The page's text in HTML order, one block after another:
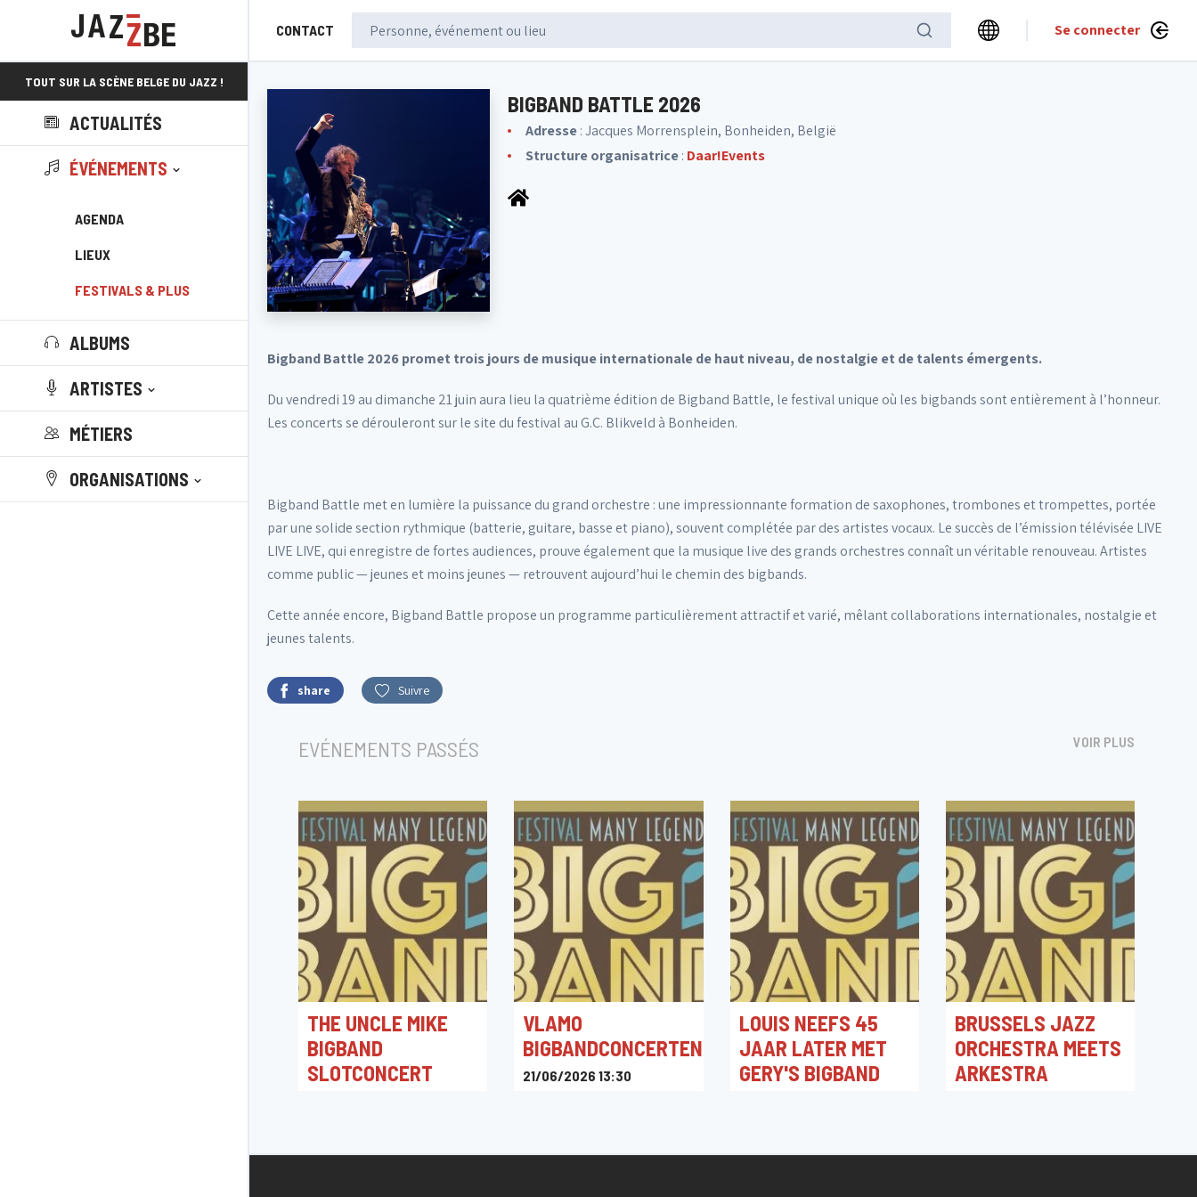
CONTACT Se connecter
TOUT SUR LA SCÈNE BELGE DU JAZZ !
ACTUALITÉS
ÉVÉNEMENTS
AGENDA
LIEUX
FESTIVALS & PLUS
ALBUMS
ARTISTES
MÉTIERS
ORGANISATIONS
BIGBAND BATTLE 2026
Adresse: Jacques Morrensplein, Bonheiden, België
Structure organisatrice: Daar!Events
Bigband Battle 2026 promet trois jours de musique internationale de haut niveau, de nostalgie et de talents émergents.
Du vendredi 19 au dimanche 21 juin aura lieu la quatrième édition de Bigband Battle, le festival unique où les bigbands sont entièrement à l’honneur.
Les concerts se dérouleront sur le site du festival au G.C. Blikveld à Bonheiden.
Bigband Battle met en lumière la puissance du grand orchestre : une impressionnante formation de saxophones, trombones et trompettes, portée
par une solide section rythmique (batterie, guitare, basse et piano), souvent complétée par des artistes vocaux. Le succès de l’émission télévisée LIVE
LIVE LIVE, qui enregistre de fortes audiences, prouve également que la musique live des grands orchestres connaît un véritable renouveau. Artistes
comme public — jeunes et moins jeunes — retrouvent aujourd’hui le chemin des bigbands.
Cette année encore, Bigband Battle propose un programme particulièrement attractif et varié, mêlant collaborations internationales, nostalgie et
jeunes talents.
share Suivre
EVÉNEMENTS PASSÉS VOIR PLUS
THE UNCLE MIKE
BIGBAND
SLOTCONCERT
VLAMO
BIGBANDCONCERTEN
21/06/2026 13:30
LOUIS NEEFS 45
JAAR LATER MET
GERY'S BIGBAND
BRUSSELS JAZZ
ORCHESTRA MEETS
ARKESTRA